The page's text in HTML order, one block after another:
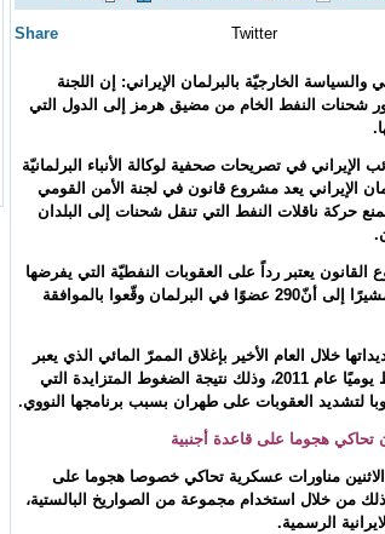
Share Twitter
الخارجيّة بالبرلمان الإيراني: إن اللجنة
شحنات النفط الخام من مضيق هرمز إلى الدول التي
الإيراني في تصريحات صحفية لوكالة الأنباء البرلمانيّة
الإيراني يعد مشروع قانون في لجنة الأمن القومي
حركة ناقلات النفط التي تنقل شحنات إلى البلدان
يعتبر رداً على العقوبات النفطيّة التي يفرضها
الاتحاد الأوروبي على طهران، مشيرًا إلى أنّ290 عضوًا في البرلمان وقّعوا بالموافقة
خلال العام الأخير بإغلاق الممرّ المائي الذي يعبر
خلاله نحو 17 مليون برميل نفط يوميًا عام 2011، وذلك نتيجة الضغوط المتزايدة التي
لتشديد العقوبات على طهران بسبب برنامجها النووي.
هجوما على قاعدة أجنبية
مناورات عسكرية تحاكي خصوصا هجوما على
من خلال استخدام مجموعة من الصواريخ البالستية،
الرسمية.